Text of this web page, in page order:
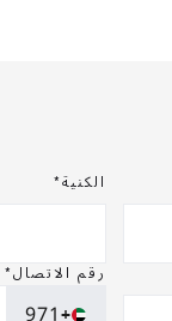
الكنية*
رقم الاتصال*